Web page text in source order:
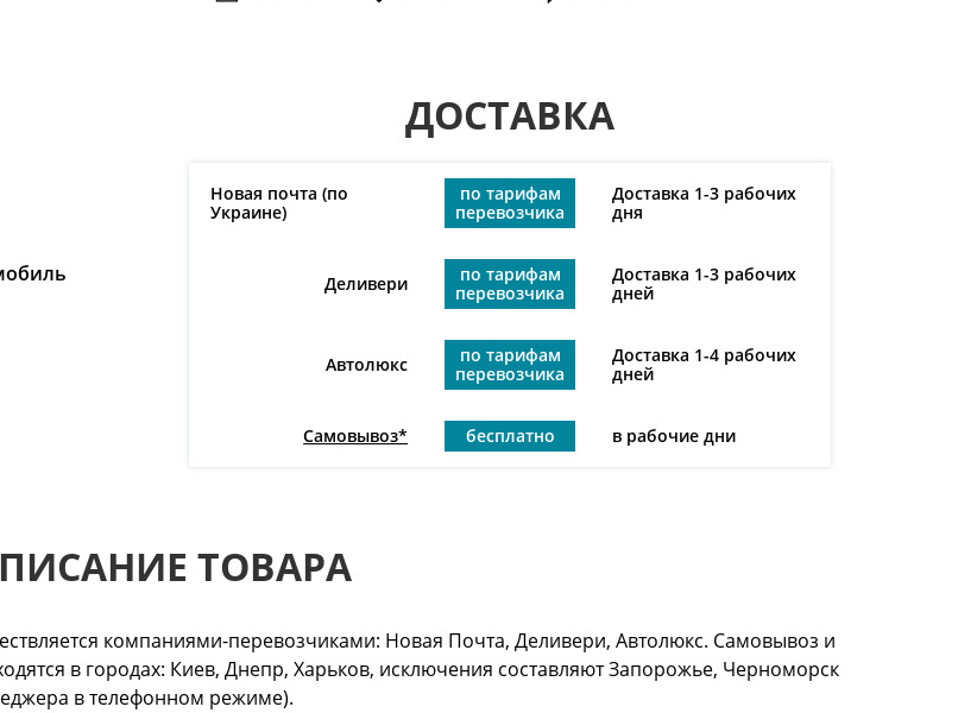
ДОСТАВКА
Новая почта (по
Украине)
по тарифам
перевозчика
Доставка 1-3 рабочих
дня
Деливери
по тарифам
перевозчика
Доставка 1-3 рабочих
дней
Автолюкс
по тарифам
перевозчика
Доставка 1-4 рабочих
дней
Самовывоз* бесплатно в рабочие дни
ТОВАРА
компаниями-перевозчиками: Новая Почта, Деливери, Автолюкс. Самовывоз и
в городах: Киев, Днепр, Харьков, исключения составляют Запорожье, Черноморск
в телефонном режиме).